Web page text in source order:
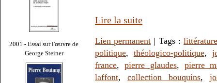
2001 - Essai sur l'œuvre de
George Steiner
Lire la suite
Lien permanent | Tags :
politique, théologico-politique,
france, pierre glaudes, pierre
laffont,collection bouquins,